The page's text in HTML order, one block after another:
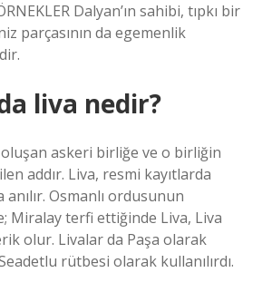
Dalyan’ın sahibi, tıpkı bir
parçasının da egemenlik
liva nedir?
askeri birliğe ve o birliğin
addır. Liva, resmi kayıtlarda
Osmanlı ordusunun
Miralay terfi ettiğinde Liva, Liva
olur. Livalar da Paşa olarak
Seadetlu rütbesi olarak kullanılırdı.